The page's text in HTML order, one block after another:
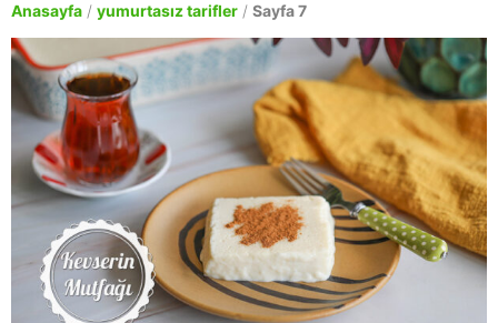
Anasayfa / yumurtasız tarifler / Sayfa 7